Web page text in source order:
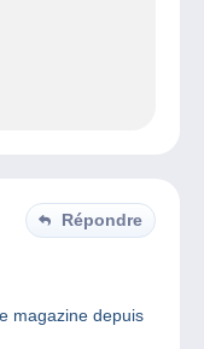
Répondre
magazine depuis